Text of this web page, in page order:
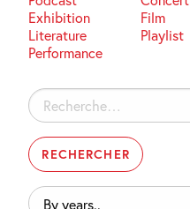
Exhibition
Film
Literature
Playlist
Performance
Rechercher :
By